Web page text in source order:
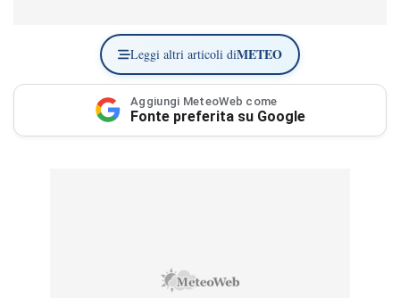
Leggi altri articoli diMETEO
Aggiungi MeteoWeb come
Fonte preferita su Google